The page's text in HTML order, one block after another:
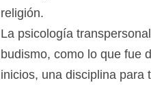
religión.
La psicología
budismo, como lo que fue
inicios, una disciplina para